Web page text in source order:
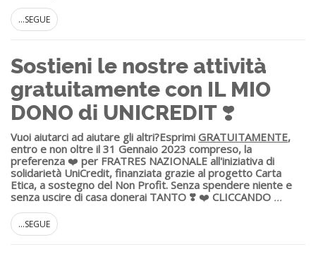
...SEGUE
Sostieni le nostre attività
gratuitamente con IL MIO
DONO di UNICREDIT ❣️
Vuoi aiutarci ad aiutare gli altri?Esprimi GRATUITAMENTE,
entro e non oltre il 31 Gennaio 2023 compreso, la
preferenza ❤️ per FRATRES NAZIONALE all'iniziativa di
solidarietà UniCredit, finanziata grazie al progetto Carta
Etica, a sostegno del Non Profit.Senza spendere niente e
senza uscire di casa donerai TANTO ❣️ ❤️CLICCANDO ...
...SEGUE